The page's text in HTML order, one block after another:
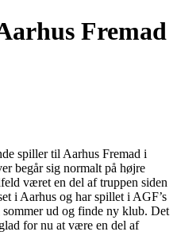
Fremad
spiller til Aarhus Fremad i
begår sig normalt på højre
været en del af truppen siden
i Aarhus og har spillet i AGF’s
ud og finde ny klub. Det
for nu at være en del af